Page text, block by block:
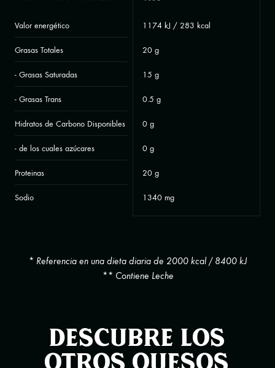
Valor energético 1174 kJ / 283 kcal
Grasas Totales 20 g
- Grasas Saturadas 15 g
- Grasas Trans 0.5 g
Hidratos de Carbono Disponibles 0 g
- de los cuales azúcares 0 g
Proteinas 20 g
Sodio 1340 mg
* Referencia en una dieta diaria de 2000 kcal / 8400 kJ
** Contiene Leche
Descubre los
otros quesos